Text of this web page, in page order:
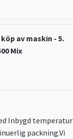
av maskin - 5.
Mix
Inbygd temperatur
packning.Vi